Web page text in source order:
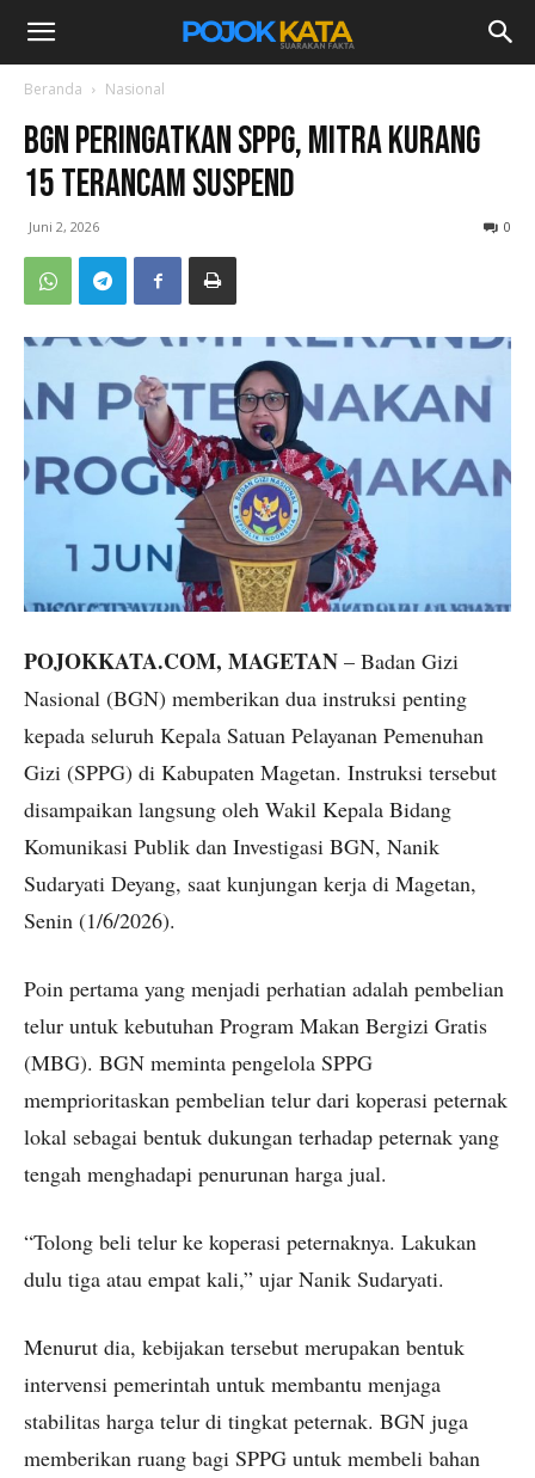
Beranda Nasional
BGN Peringatkan SPPG, Mitra Kurang
15 Terancam Suspend
Juni 2, 2026 0
POJOKKATA.COM, MAGETAN – Badan Gizi
Nasional (BGN) memberikan dua instruksi penting
kepada seluruh Kepala Satuan Pelayanan Pemenuhan
Gizi (SPPG) di Kabupaten Magetan. Instruksi tersebut
disampaikan langsung oleh Wakil Kepala Bidang
Komunikasi Publik dan Investigasi BGN, Nanik
Sudaryati Deyang, saat kunjungan kerja di Magetan,
Senin (1/6/2026).
Poin pertama yang menjadi perhatian adalah pembelian
telur untuk kebutuhan Program Makan Bergizi Gratis
(MBG). BGN meminta pengelola SPPG
memprioritaskan pembelian telur dari koperasi peternak
lokal sebagai bentuk dukungan terhadap peternak yang
tengah menghadapi penurunan harga jual.
“Tolong beli telur ke koperasi peternaknya. Lakukan
dulu tiga atau empat kali,” ujar Nanik Sudaryati.
Menurut dia, kebijakan tersebut merupakan bentuk
intervensi pemerintah untuk membantu menjaga
stabilitas harga telur di tingkat peternak. BGN juga
memberikan ruang bagi SPPG untuk membeli bahan